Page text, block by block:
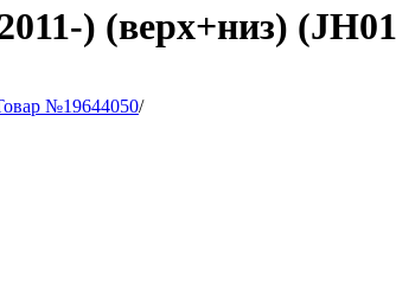
) (верх+низ)
№19644050/